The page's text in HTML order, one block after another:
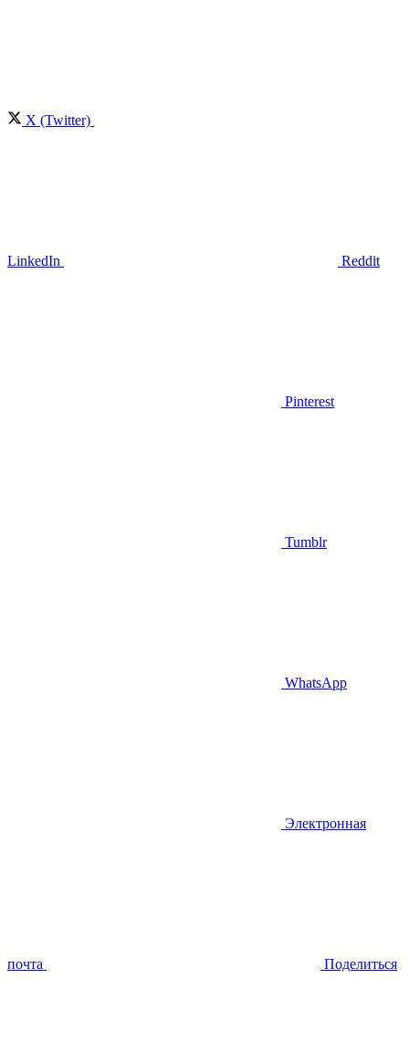
X (Twitter)
LinkedIn Reddit
Pinterest
Tumblr
WhatsApp
Электронная
почта Поделиться